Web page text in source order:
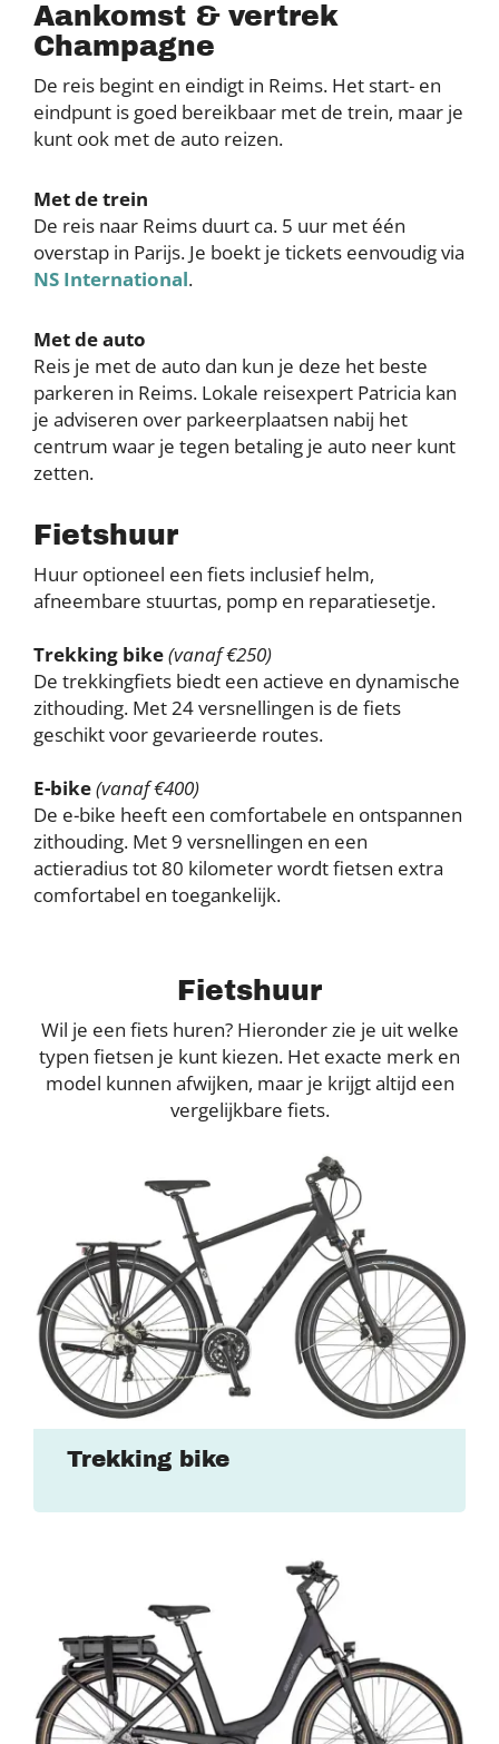
Aankomst & vertrek
Champagne
De reis begint en eindigt in Reims. Het start- en
eindpunt is goed bereikbaar met de trein, maar je
kunt ook met de auto reizen.
Met de trein
De reis naar Reims duurt ca. 5 uur met één
overstap in Parijs. Je boekt je tickets eenvoudig via
NS International.
Met de auto
Reis je met de auto dan kun je deze het beste
parkeren in Reims. Lokale reisexpert Patricia kan
je adviseren over parkeerplaatsen nabij het
centrum waar je tegen betaling je auto neer kunt
zetten.
Fietshuur
Huur optioneel een fiets inclusief helm,
afneembare stuurtas, pomp en reparatiesetje.
Trekking bike(vanaf €250)
De trekkingfiets biedt een actieve en dynamische
zithouding. Met 24 versnellingen is de fiets
geschikt voor gevarieerde routes.
E-bike(vanaf €400)
De e-bike heeft een comfortabele en ontspannen
zithouding. Met 9 versnellingen en een
actieradius tot 80 kilometer wordt fietsen extra
comfortabel en toegankelijk.
Fietshuur
Wil je een fiets huren? Hieronder zie je uit welke
typen fietsen je kunt kiezen. Het exacte merk en
model kunnen afwijken, maar je krijgt altijd een
vergelijkbare fiets.
Trekking bike